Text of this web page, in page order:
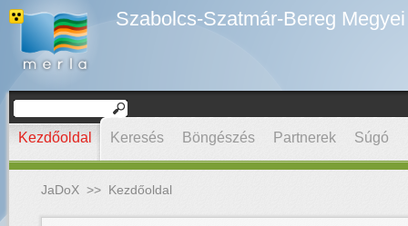
Szabolcs-Szatmár-Bereg
Kezdőoldal Keresés Böngészés Partnerek Súgó
JaDoX >> Kezdőoldal